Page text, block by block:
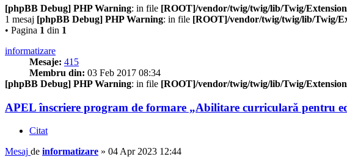
[phpBB Debug] PHP Warning: in file [ROOT]/vendor/twig/twig/lib/Twig/
1 mesaj [phpBB Debug] PHP Warning: in file [ROOT]/vendor/twig/twig/lib/Twig/
• Pagina 1 din 1
informatizare
Mesaje: 415
Membru din: 03 Feb 2017 08:34
[phpBB Debug] PHP Warning: in file [ROOT]/vendor/twig/twig/lib/Twig/
APEL înscriere program de formare „Abilitare curriculară pentru
Citat
Mesaj de informatizare » 04 Apr 2023 12:44